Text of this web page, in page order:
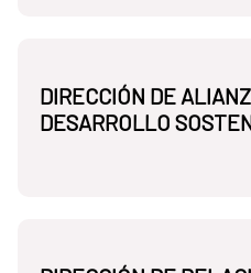
DIRECCIÓN DE
DESARROLLO